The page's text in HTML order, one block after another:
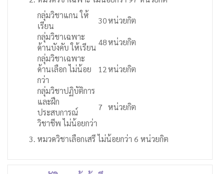
กลุ่มวิชาแกน ให้
เรียน
30หน่วยกิต
กลุ่มวิชาเฉพาะ
ด้านบังคับ ให้เรียน
48หน่วยกิต
กลุ่มวิชาเฉพาะ
ด้านเลือก ไม่น้อย
กว่า
12หน่วยกิต
กลุ่มวิชาปฏิบัติการ
และฝึก
ประสบการณ์
วิชาชีพ ไม่น้อยกว่า
7 หน่วยกิต
หมวดวิชาเลือกเสรี ไม่น้อยกว่า 6 หน่วยกิต